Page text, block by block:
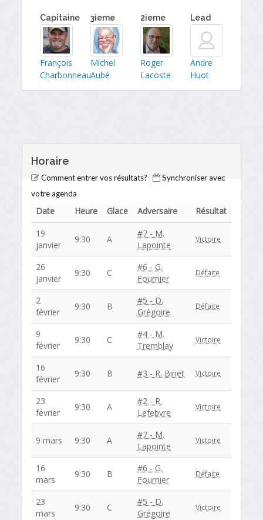
Capitaine
François
Charbonneau
3ieme
Michel
Aubé
2ieme
Roger
Lacoste
Lead
Andre
Huot
Horaire
Comment entrer vos résultats?
Synchroniser avec
votre agenda
Date Heure Glace Adversaire
Résultat
19
janvier
9:30 A
#7 - M.
Lapointe
Victoire
26
janvier
9:30 C
#6 - G.
Fournier
Défaite
2
février
9:30 B
#5 - D.
Grégoire
Défaite
9
février
9:30 C
#4 - M.
Tremblay
Victoire
16
février
9:30 B #3 - R. Binet Victoire
23
février
9:30 A
#2 - R.
Lefebvre
Victoire
9 mars 9:30 A
#7 - M.
Lapointe
Victoire
16
mars
9:30 B
#6 - G.
Fournier
Défaite
23
mars
9:30 C
#5 - D.
Grégoire
Victoire